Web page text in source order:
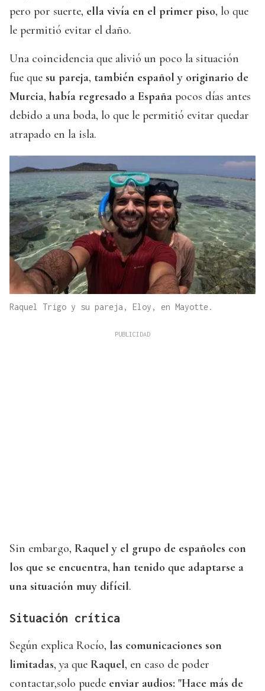
pero por suerte, ella vivía en el primer piso, lo que
le permitió evitar el daño.
Una coincidencia que alivió un poco la situación
fue que su pareja, también español y originario de
Murcia, había regresado a España pocos días antes
debido a una boda, lo que le permitió evitar quedar
atrapado en la isla.
Raquel Trigo y su pareja, Eloy, en Mayotte.
Sin embargo, Raquel y el grupo de españoles con
los que se encuentra, han tenido que adaptarse a
una situación muy difícil.
Situación crítica
Según explica Rocío, las comunicaciones son
limitadas, ya que Raquel, en caso de poder
contactar,solo puede enviar audios: "Hace más de